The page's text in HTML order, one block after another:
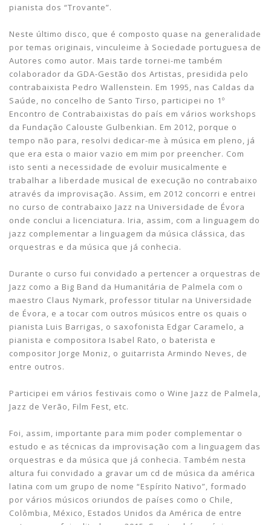
pianista dos “Trovante”.
Neste último disco, que é composto quase na generalidade
por temas originais, vinculeime à Sociedade portuguesa de
Autores como autor. Mais tarde tornei-me também
colaborador da GDA-Gestão dos Artistas, presidida pelo
contrabaixista Pedro Wallenstein. Em 1995, nas Caldas da
Saúde, no concelho de Santo Tirso, participei no 1º
Encontro de Contrabaixistas do país em vários workshops
da Fundação Calouste Gulbenkian. Em 2012, porque o
tempo não para, resolvi dedicar-me à música em pleno, já
que era esta o maior vazio em mim por preencher. Com
isto senti a necessidade de evoluir musicalmente e
trabalhar a liberdade musical de execução no contrabaixo
através da improvisação. Assim, em 2012 concorri e entrei
no curso de contrabaixo Jazz na Universidade de Évora
onde conclui a licenciatura. Iria, assim, com a linguagem do
jazz complementar a linguagem da música clássica, das
orquestras e da música que já conhecia.
Durante o curso fui convidado a pertencer a orquestras de
Jazz como a Big Band da Humanitária de Palmela com o
maestro Claus Nymark, professor titular na Universidade
de Évora, e a tocar com outros músicos entre os quais o
pianista Luis Barrigas, o saxofonista Edgar Caramelo, a
pianista e compositora Isabel Rato, o baterista e
compositor Jorge Moniz, o guitarrista Armindo Neves, de
entre outros.
Participei em vários festivais como o Wine Jazz de Palmela,
Jazz de Verão, Film Fest, etc.
Foi, assim, importante para mim poder complementar o
estudo e as técnicas da improvisação com a linguagem das
orquestras e da música que já conhecia. Também nesta
altura fui convidado a gravar um cd de música da américa
latina com um grupo de nome “Espírito Nativo”, formado
por vários músicos oriundos de países como o Chile,
Colômbia, México, Estados Unidos da América de entre